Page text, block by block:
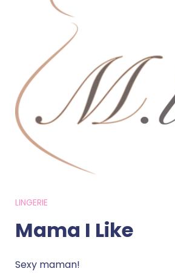
LINGERIE
Mama I Like
Sexy maman!